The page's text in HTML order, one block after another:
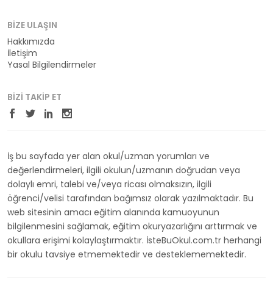
BIZE ULAŞIN
Hakkımızda
İletişim
Yasal Bilgilendirmeler
BIZI TAKIP ET
İş bu sayfada yer alan okul/uzman yorumları ve
değerlendirmeleri, ilgili okulun/uzmanın doğrudan veya
dolaylı emri, talebi ve/veya ricası olmaksızın, ilgili
öğrenci/velisi tarafından bağımsız olarak yazılmaktadır. Bu
web sitesinin amacı eğitim alanında kamuoyunun
bilgilenmesini sağlamak, eğitim okuryazarlığını arttırmak ve
okullara erişimi kolaylaştırmaktır. İsteBuOkul.com.tr herhangi
bir okulu tavsiye etmemektedir ve desteklememektedir.